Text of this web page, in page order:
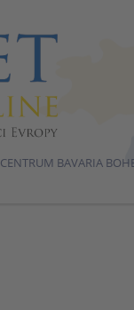
CENTRUM BAVARIA